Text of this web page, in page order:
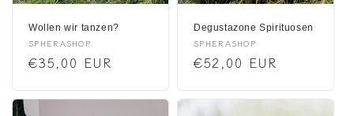
Wollen wir tanzen?
Anbieter:
SPHERASHOP
Normaler
€35,00 EUR
Degustazone Spirituosen
Anbieter:
SPHERASHOP
Normaler
€52,00 EUR